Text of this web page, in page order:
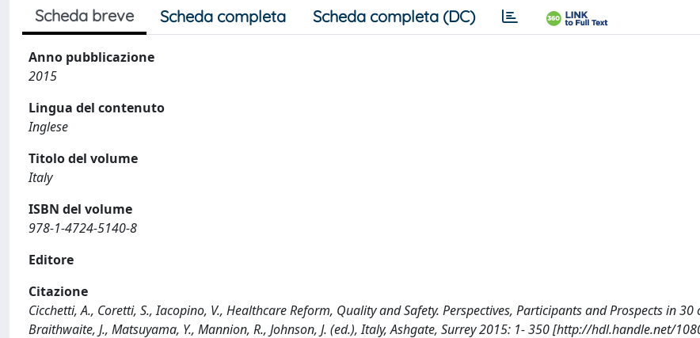
Scheda breve Scheda completa Scheda completa (DC)
Anno pubblicazione
2015
Lingua del contenuto
Inglese
Titolo del volume
Italy
ISBN del volume
978-1-4724-5140-8
Editore
Citazione
Cicchetti, A., Coretti, S., Iacopino, V., Healthcare Reform, Quality and Safety. Perspectives, Participants and Prospects in 30
Braithwaite, J., Matsuyama, Y., Mannion, R., Johnson, J. (ed.), Italy, Ashgate, Surrey 2015: 1- 350 [http://hdl.handle.net/